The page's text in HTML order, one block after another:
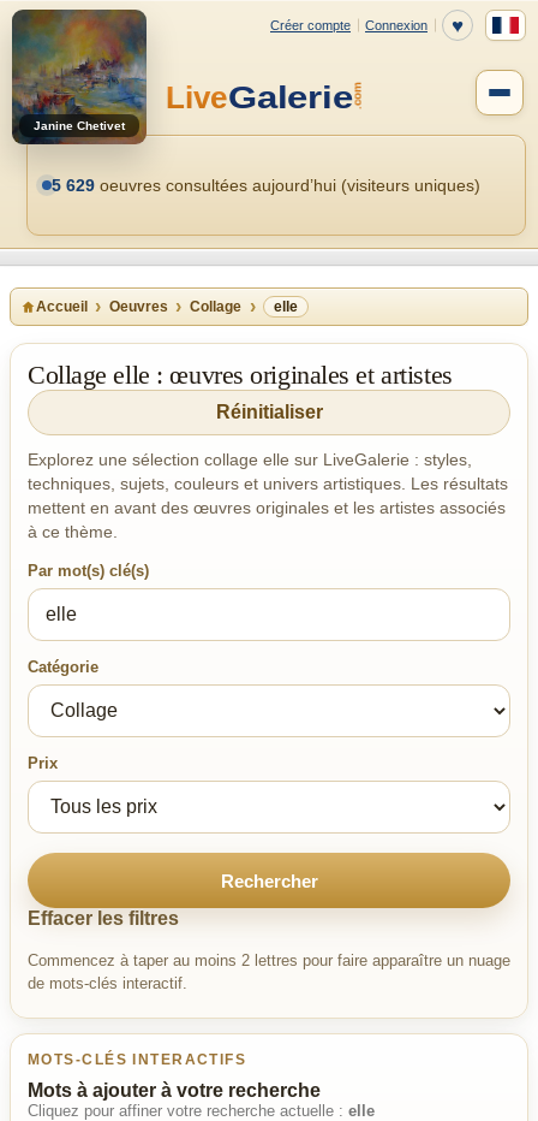
Janine Chetivet
5 629 oeuvres consultées aujourd’hui (visiteurs uniques)
Accueil Oeuvres Collage elle
Collage elle : œuvres originales et artistes
Réinitialiser
Explorez une sélection collage elle sur LiveGalerie : styles,
techniques, sujets, couleurs et univers artistiques. Les résultats
mettent en avant des œuvres originales et les artistes associés
à ce thème.
Par mot(s) clé(s)
Catégorie
Prix
Rechercher
Effacer les filtres
Commencez à taper au moins 2 lettres pour faire apparaître un nuage
de mots-clés interactif.
MOTS-CLÉS INTERACTIFS
Mots à ajouter à votre recherche
Cliquez pour affiner votre recherche actuelle : elle